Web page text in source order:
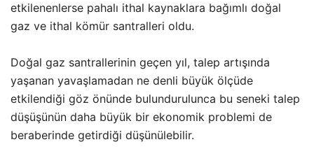
etkilenenlerse pahalı ithal kaynaklara bağımlı doğal
gaz ve ithal kömür santralleri oldu.
Doğal gaz santrallerinin geçen yıl, talep artışında
yaşanan yavaşlamadan ne denli büyük ölçüde
etkilendiği göz önünde bulundurulunca bu seneki talep
düşüşünün daha büyük bir ekonomik problemi de
beraberinde getirdiği düşünülebilir.